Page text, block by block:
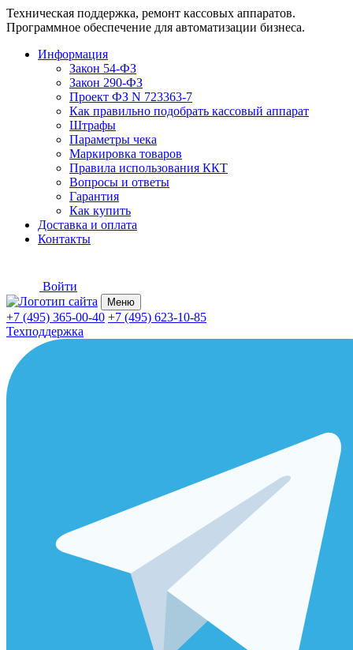
Техническая поддержка, ремонт кассовых аппаратов.
Программное обеспечение для автоматизации бизнеса.
Информация
Закон 54-ФЗ
Закон 290-ФЗ
Проект ФЗ N 723363-7
Как правильно подобрать кассовый аппарат
Штрафы
Параметры чека
Маркировка товаров
Правила использования ККТ
Вопросы и ответы
Гарантия
Как купить
Доставка и оплата
Контакты
Войти
Меню
+7 (495) 365-00-40 +7 (495) 623-10-85
Техподдержка